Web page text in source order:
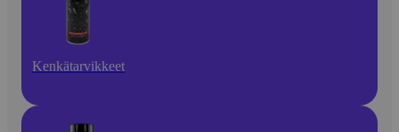
Kenkätarvikkeet